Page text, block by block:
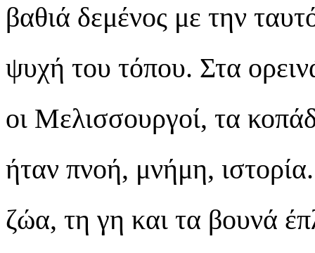
βαθιά δεμένος με την
ψυχή του τόπου. Στα
οι Μελισσουργοί, τα
ήταν πνοή, μνήμη,
ζώα, τη γη και τα βουνά